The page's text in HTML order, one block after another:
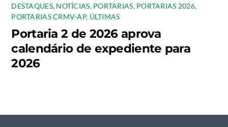
DESTAQUES, NOTÍCIAS, PORTARIAS, PORTARIAS 2026,
PORTARIAS CRMV-AP, ÚLTIMAS
Portaria 2 de 2026 aprova
calendário de expediente para
2026